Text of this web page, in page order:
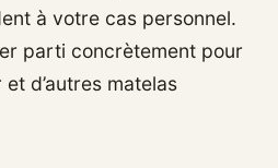
à votre cas personnel.
parti concrètement pour
d’autres matelas